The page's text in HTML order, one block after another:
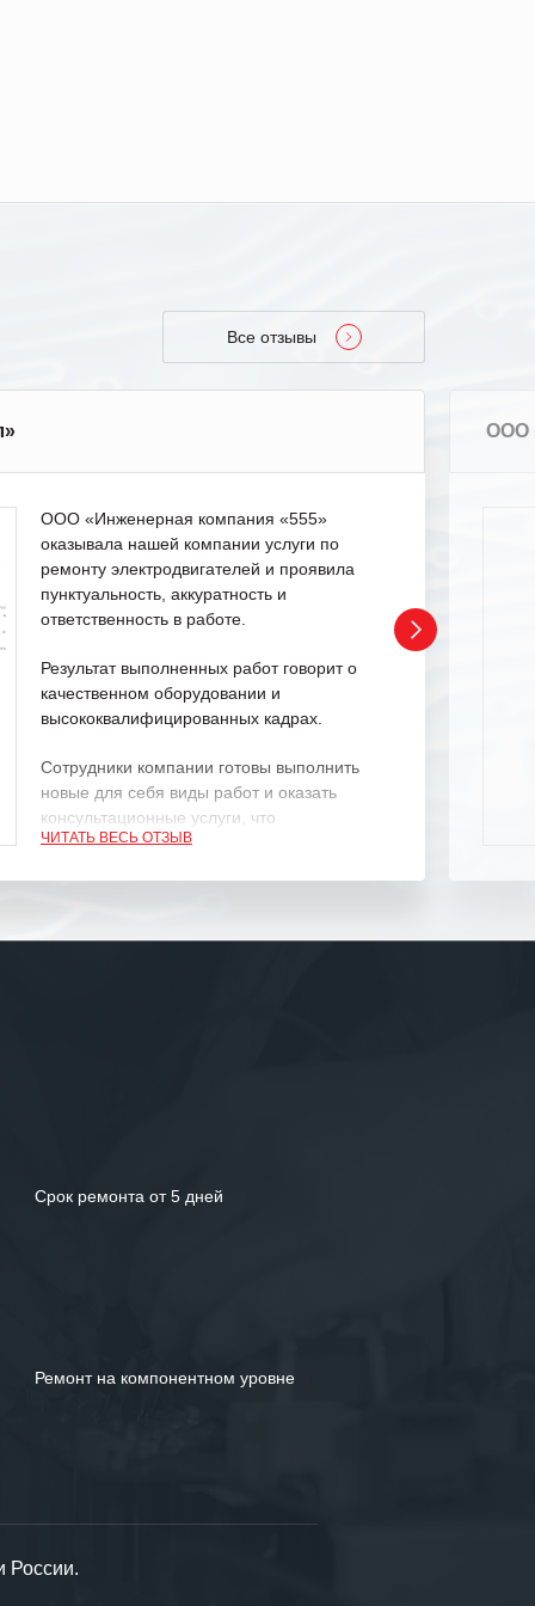
Все отзывы
ООО «Инженерная компания «555»
оказывала нашей компании услуги по
ремонту электродвигателей и проявила
пунктуальность, аккуратность и
ответственность в работе.
Результат выполненных работ говорит о
качественном оборудовании и
высококвалифицированных кадрах.
Сотрудники компании готовы выполнить
новые для себя виды работ и оказать
консультационные услуги, что
характеризует их как профессионалов
ответственного и надежного поставщика
ЧИТАТЬ ВЕСЬ ОТЗЫВ
ООО
Срок ремонта от 5 дней
Ремонт на компонентном уровне
России.